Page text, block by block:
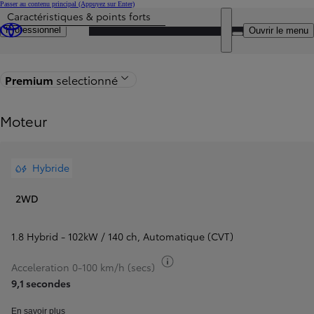
Passer au contenu principal (Appuyez sur Enter)
Particulier
Professionnel
DEALER NAME
Ouvrir le menu
Prix mis à jour Le prix de votre configuration est 38.455 €
Caractéristiques & points forts
Premium selectionné
Moteur
Hybride
2WD
1.8 Hybrid - 102kW / 140 ch, Automatique (CVT)
Acceleration 0-100 km/h (secs)
9,1 secondes
En savoir plus